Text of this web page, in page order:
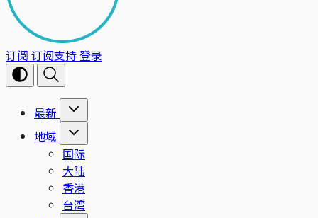
订阅 订阅支持登录
最新
地域
国际
大陆
香港
台湾